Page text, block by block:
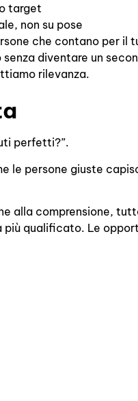
target
non su pose
che contano per il
diventare un
rilevanza.
perfetti?”.
le persone giuste
alla comprensione,
qualificato. Le